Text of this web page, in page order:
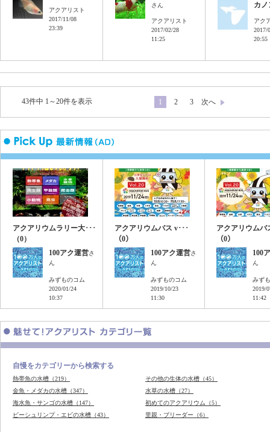
アクアリスト
2017/11/08
23:39
さん
アクアリスト
2017/02/28
11:25
カノ
アク
2017/
20:55
43件中 1～20件を表示 1 2 3 次へ
アクアリウムラリー大･･･
（0）
100アク運営さ
ん
みずものコム
2020/01/24
10:37
アクアリウムバス v･･･
（0）
100アク運営さ
ん
みずものコム
2019/10/23
11:30
アクアリウムバ
（0）
100
ん
みず
2019/
11:42
自慢をカテゴリーから検索する
熱帯魚の水槽（219）
金魚・メダカの水槽（347）
海水魚・サンゴの水槽（147）
ビーシュリンプ・エビの水槽（43）
その他の生体の水槽（45）
水草の水槽（27）
初めてのアクアリウム（5）
里親・ブリーダー（6）